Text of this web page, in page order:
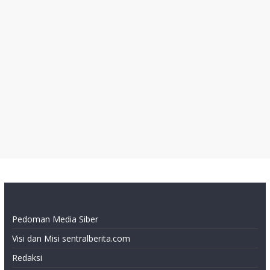
Pedoman Media Siber
Visi dan Misi sentralberita.com
Redaksi